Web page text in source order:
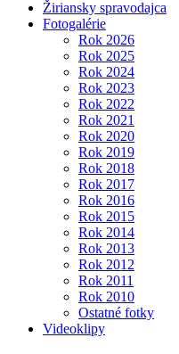
Žiriansky spravodajca
Fotogalérie
Rok 2026
Rok 2025
Rok 2024
Rok 2023
Rok 2022
Rok 2021
Rok 2020
Rok 2019
Rok 2018
Rok 2017
Rok 2016
Rok 2015
Rok 2014
Rok 2013
Rok 2012
Rok 2011
Rok 2010
Ostatné fotky
Videoklipy